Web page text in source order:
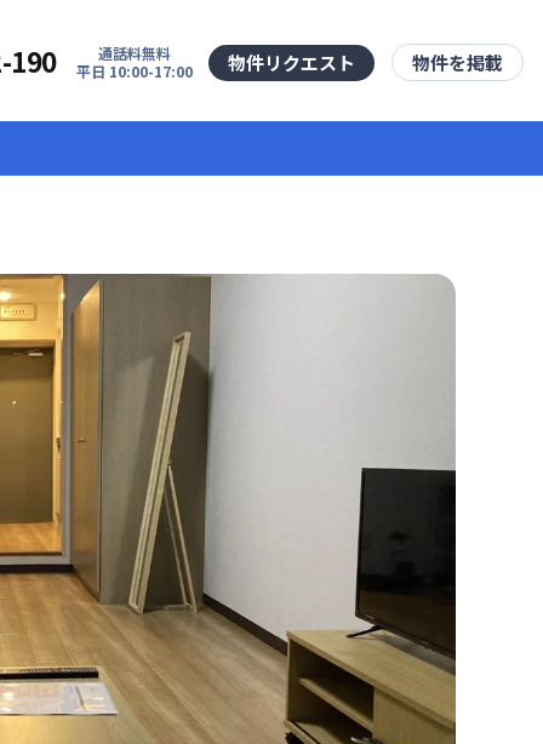
190
通話料無料
平日 10:00-17:00
物件リクエスト 物件を掲載